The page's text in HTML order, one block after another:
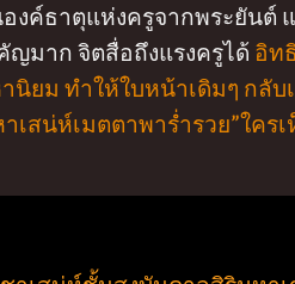
งค์ธาตุแห่งครูจากพระยันต์
มาก จิตสื่อถึงแรงครูได้ อิท
นิยม ทำให้ใบหน้าเดิมๆ กลั
สน่ห์เมตตาพาร่ำรวย”ใคร